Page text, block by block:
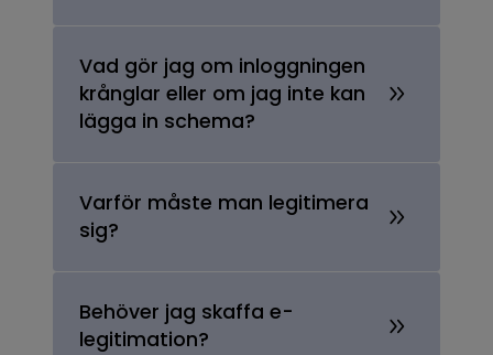
Vad gör jag om inloggningen
krånglar eller om jag inte kan
lägga in schema?
Varför måste man legitimera
sig?
Behöver jag skaffa e-
legitimation?